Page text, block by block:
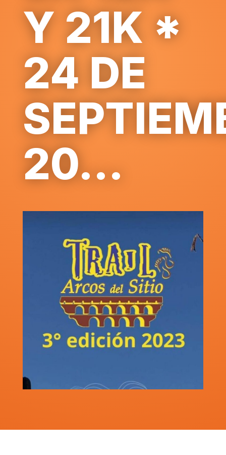
Y 21K *
24 DE
20...